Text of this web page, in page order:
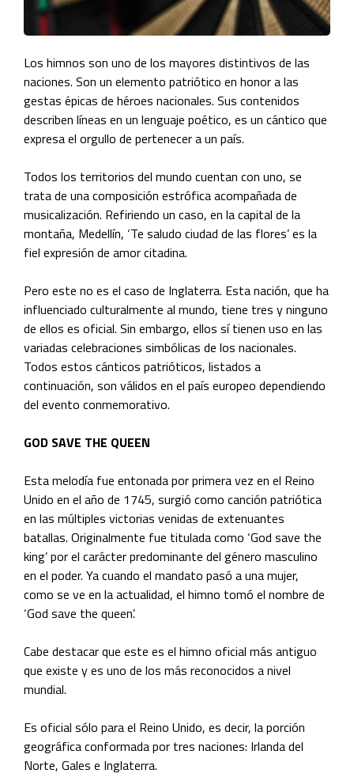
Los himnos son uno de los mayores distintivos de las
naciones. Son un elemento patriótico en honor a las
gestas épicas de héroes nacionales. Sus contenidos
describen líneas en un lenguaje poético, es un cántico que
expresa el orgullo de pertenecer a un país.
Todos los territorios del mundo cuentan con uno, se
trata de una composición estrófica acompañada de
musicalización. Refiriendo un caso, en la capital de la
montaña, Medellín, ‘Te saludo ciudad de las flores’ es la
fiel expresión de amor citadina.
Pero este no es el caso de Inglaterra. Esta nación, que ha
influenciado culturalmente al mundo, tiene tres y ninguno
de ellos es oficial. Sin embargo, ellos sí tienen uso en las
variadas celebraciones simbólicas de los nacionales.
Todos estos cánticos patrióticos, listados a
continuación, son válidos en el país europeo dependiendo
del evento conmemorativo.
GOD SAVE THE QUEEN
Esta melodía fue entonada por primera vez en el Reino
Unido en el año de 1745, surgió como canción patriótica
en las múltiples victorias venidas de extenuantes
batallas. Originalmente fue titulada como ‘God save the
king’ por el carácter predominante del género masculino
en el poder. Ya cuando el mandato pasó a una mujer,
como se ve en la actualidad, el himno tomó el nombre de
‘God save the queen’.
Cabe destacar que este es el himno oficial más antiguo
que existe y es uno de los más reconocidos a nivel
mundial.
Es oficial sólo para el Reino Unido, es decir, la porción
geográfica conformada por tres naciones: Irlanda del
Norte, Gales e Inglaterra.